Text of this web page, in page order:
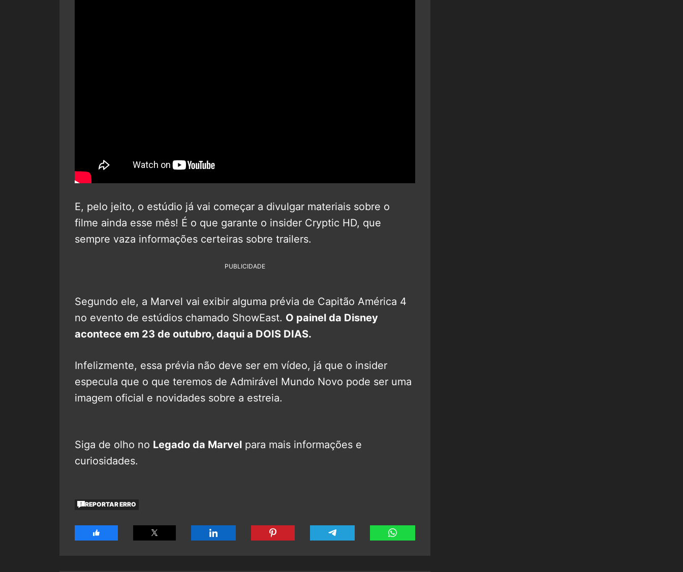
E, pelo jeito, o estúdio já vai começar a divulgar materiais sobre o
filme ainda esse mês! É o que garante o insider Cryptic HD, que
sempre vaza informações certeiras sobre trailers.
PUBLICIDADE
Segundo ele, a Marvel vai exibir alguma prévia de Capitão América 4
no evento de estúdios chamado ShowEast. O painel da Disney
acontece em 23 de outubro, daqui a DOIS DIAS.
Infelizmente, essa prévia não deve ser em vídeo, já que o insider
especula que o que teremos de Admirável Mundo Novo pode ser uma
imagem oficial e novidades sobre a estreia.
Siga de olho no Legado da Marvel para mais informações e
curiosidades.
REPORTAR ERRO